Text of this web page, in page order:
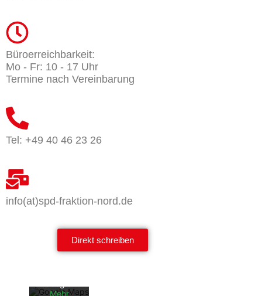
Büroerreichbarkeit:
Mo - Fr: 10 - 17 Uhr
Termine nach Vereinbarung
Tel: +49 40 46 23 26
info(at)spd-fraktion-nord.de
Direkt schreiben
Mit dem
n Sie die
Datenschu
Mehr